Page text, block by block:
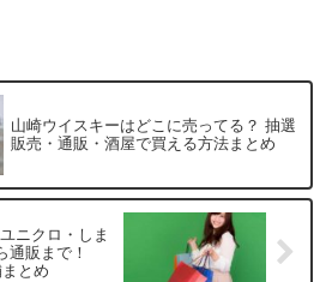
山崎ウイスキーはどこに売ってる？ 抽選
販売・通販・酒屋で買える方法まとめ
ニクロ・しま
通販まで！
とめ